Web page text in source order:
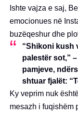
Ishte vajza e saj,
emocionues në
buzëqeshur dhe
“Shikoni kush
palestër sot,”
pamjeve,
shtuar fjalët:
Ky veprim nuk
mesazh i fuqishëm